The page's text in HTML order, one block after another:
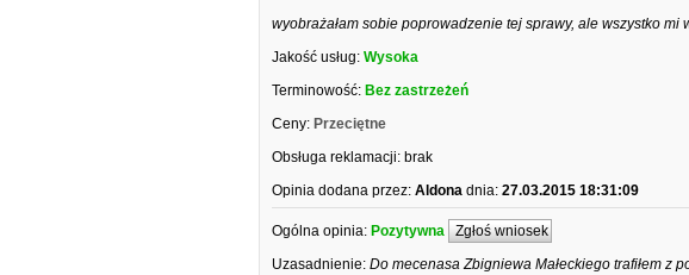
wyobrażałam sobie poprowadzenie tej sprawy, ale wszystko mi
Jakość usług: Wysoka
Terminowość: Bez zastrzeżeń
Ceny: Przeciętne
Obsługa reklamacji: brak
Opinia dodana przez: Aldona dnia: 27.03.2015 18:31:09
Ogólna opinia: Pozytywna Zgłoś wniosek
Uzasadnienie: Do mecenasa Zbigniewa Małeckiego trafiłem z